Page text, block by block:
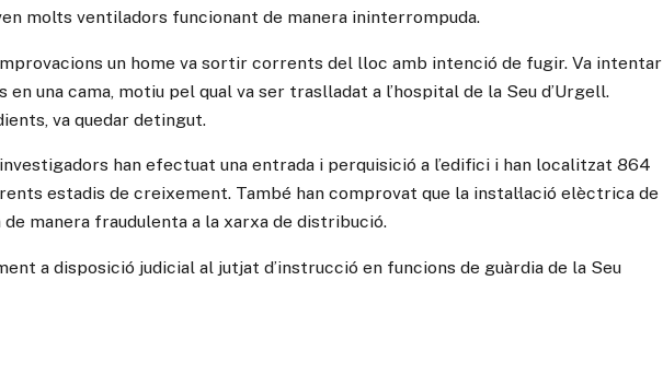
molts ventiladors funcionant de manera ininterrompuda.
un home va sortir corrents del lloc amb intenció de fugir. Va intentar
una cama, motiu pel qual va ser traslladat a l’hospital de la Seu d’Urgell.
va quedar detingut.
han efectuat una entrada i perquisició a l’edifici i han localitzat 864
estadis de creixement. També han comprovat que la instal·lació elèctrica de
de manera fraudulenta a la xarxa de distribució.
a disposició judicial al jutjat d’instrucció en funcions de guàrdia de la Seu